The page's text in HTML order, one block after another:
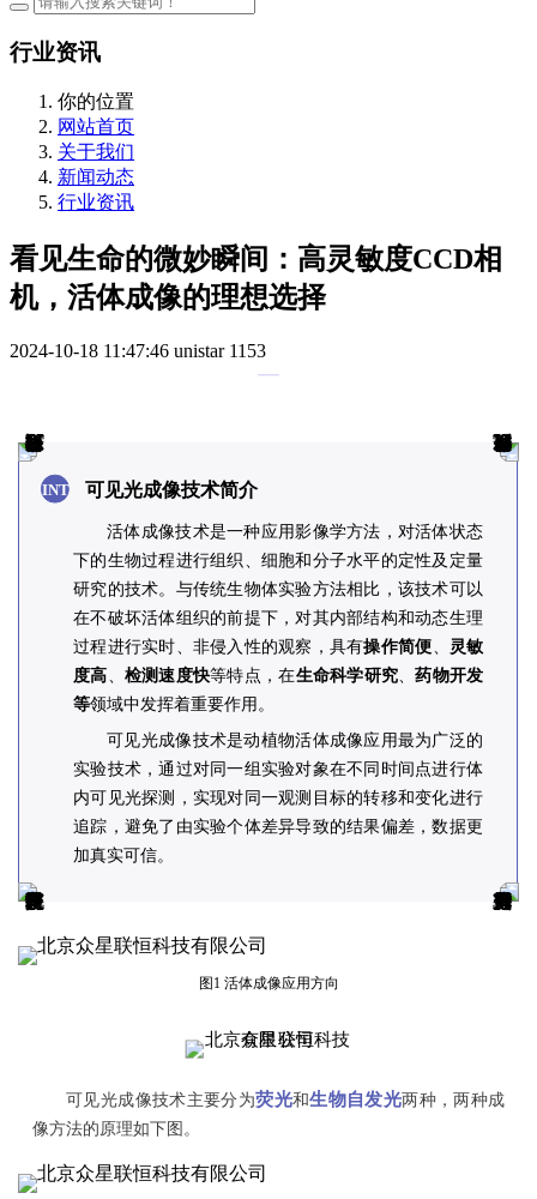
行业资讯
你的位置
网站首页
关于我们
新闻动态
行业资讯
看见生命的微妙瞬间：高灵敏度CCD相
机，活体成像的理想选择
2024-10-18 11:47:46 unistar 1153
INT 可见光成像技术简介
活体成像技术是一种应用影像学方法，对活体状态
下的生物过程进行组织、细胞和分子水平的定性及定量
研究的技术。与传统生物体实验方法相比，该技术可以
在不破坏活体组织的前提下，对其内部结构和动态生理
过程进行实时、非侵入性的观察，具有操作简便、 灵敏
度高、 检测速度快等特点，在生命科学研究、药物开发
等领域中发挥着重要作用。
可见光成像技术是动植物活体成像应用最为广泛的
实验技术，通过对同一组实验对象在不同时间点进行体
内可见光探测，实现对同一观测目标的转移和变化进行
追踪，避免了由实验个体差异导致的结果偏差，数据更
加真实可信。
图1 活体成像应用方向
可见光成像技术主要分为荧光和生物自发光两种，两种成
像方法的原理如下图。